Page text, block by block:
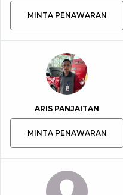
MINTA PENAWARAN
ARIS PANJAITAN
MINTA PENAWARAN